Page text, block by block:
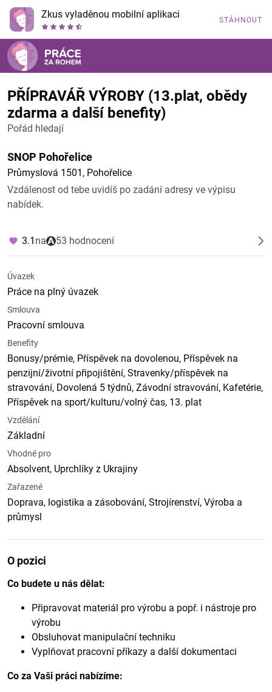
Zkus vyladěnou mobilní aplikaci STÁHNOUT
PŘÍPRAVÁŘ VÝROBY (13.plat, obědy
zdarma a další benefity)
Pořád hledají
SNOP Pohořelice
Průmyslová 1501, Pohořelice
Vzdálenost od tebe uvidíš po zadání adresy ve výpisu
nabídek.
3.1 na 53 hodnocení
Úvazek
Práce na plný úvazek
Smlouva
Pracovní smlouva
Benefity
Bonusy/prémie, Příspěvek na dovolenou, Příspěvek na
penzijní/životní připojištění, Stravenky/příspěvek na
stravování, Dovolená 5 týdnů, Závodní stravování, Kafetérie,
Příspěvek na sport/kulturu/volný čas, 13. plat
Vzdělání
Základní
Vhodné pro
Absolvent, Uprchlíky z Ukrajiny
Zařazené
Doprava, logistika a zásobování, Strojírenství, Výroba a
průmysl
O pozici
Co budete u nás dělat:
Připravovat materiál pro výrobu a popř. i nástroje pro
výrobu
Obsluhovat manipulační techniku
Vyplňovat pracovní příkazy a další dokumentaci
Co za Vaši práci nabízíme: